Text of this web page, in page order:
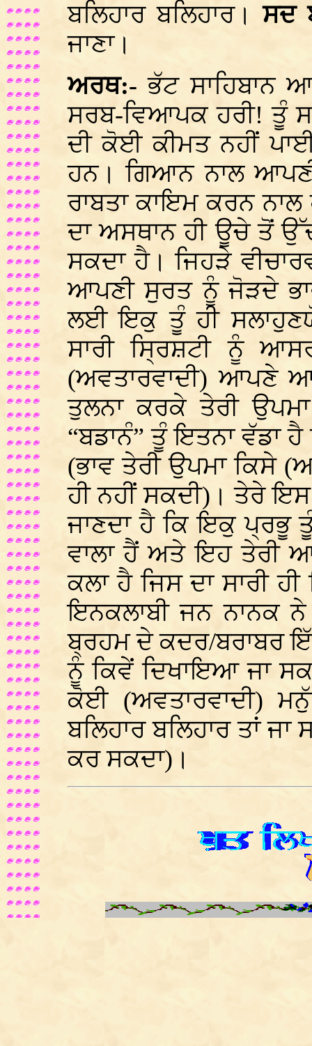
ਬਲਿਹਾਰ ਬਲਿਹਾਰ।ਸਦ
ਜਾਣਾ।
ਅਰਥ:-ਭੱਟ ਸਾਹਿਬਾਨ
ਸਰਬ-ਵਿਆਪਕ ਹਰੀ! ਤੂੰ
ਦੀ ਕੋਈ ਕੀਮਤ ਨਹੀਂ
ਹਨ। ਗਿਆਨ ਨਾਲ
ਰਾਬਤਾ ਕਾਇਮ ਕਰਨ ਨਾਲ
ਦਾ ਅਸਥਾਨ ਹੀ ਊਚੇ ਤੋਂ
ਸਕਦਾ ਹੈ। ਜਿਹੜੇ
ਆਪਣੀ ਸੁਰਤ ਨੂੰ ਜੋੜਦੇ
ਲਈ ਇਕੁ ਤੂੰ ਹੀ
ਸਾਰੀ ਸ੍ਰਿਸ਼ਟੀ ਨੂੰ
(ਅਵਤਾਰਵਾਦੀ) ਆਪਣੇ
ਤੁਲਨਾ ਕਰਕੇ ਤੇਰੀ
“ਬਡਾਨੰ” ਤੂੰ ਇਤਨਾ ਵੱਡਾ
(ਭਾਵ ਤੇਰੀ ਉਪਮਾ ਕਿਸੇ
ਹੀ ਨਹੀਂ ਸਕਦੀ)। ਤੇਰੇ
ਜਾਣਦਾ ਹੈ ਕਿ ਇਕੁ ਪ੍ਰਭੂ
ਵਾਲਾ ਹੈਂ ਅਤੇ ਇਹ ਤੇਰੀ
ਕਲਾ ਹੈ ਜਿਸ ਦਾ ਸਾਰੀ
ਇਨਕਲਾਬੀ ਜਨ ਨਾਨਕ
ਬ੍ਰਹਮ ਦੇ ਕਦਰ/ਬਰਾਬਰ
ਨੂੰ ਕਿਵੇਂ ਦਿਖਾਇਆ ਜਾ
ਕੋਈ (ਅਵਤਾਰਵਾਦੀ)
ਬਲਿਹਾਰ ਬਲਿਹਾਰ ਤਾਂ ਜਾ
ਕਰ ਸਕਦਾ)।